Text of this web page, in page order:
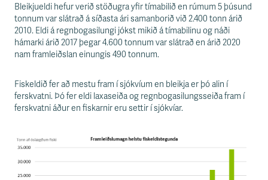
Bleikjueldi hefur verið stöðugra yfir tímabilið en rúmum 5 þúsund
tonnum var slátrað á síðasta ári samanborið við 2.400 tonn árið
2010. Eldi á regnbogasilungi jókst mikið á tímabilinu og náði
hámarki árið 2017 þegar 4.600 tonnum var slátrað en árið 2020
nam framleiðslan einungis 490 tonnum.
Fiskeldið fer að mestu fram í sjókvíum en bleikja er þó alin í
ferskvatni. Þó fer eldi laxaseiða og regnbogasilungsseiða fram í
ferskvatni áður en fiskarnir eru settir í sjókvíar.